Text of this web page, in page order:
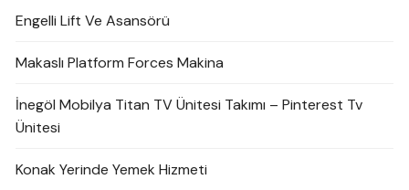
Engelli Lift Ve Asansörü
Makaslı Platform Forces Makina
İnegöl Mobilya Titan TV Ünitesi Takımı – Pinterest Tv
Ünitesi
Konak Yerinde Yemek Hizmeti